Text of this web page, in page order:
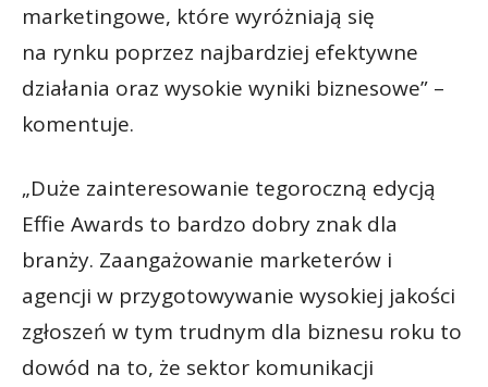
marketingowe, które wyróżniają się
na rynku poprzez najbardziej efektywne
działania oraz wysokie wyniki biznesowe” –
komentuje.
„Duże zainteresowanie tegoroczną edycją
Effie Awards to bardzo dobry znak dla
branży. Zaangażowanie marketerów i
agencji w przygotowywanie wysokiej jakości
zgłoszeń w tym trudnym dla biznesu roku to
dowód na to, że sektor komunikacji